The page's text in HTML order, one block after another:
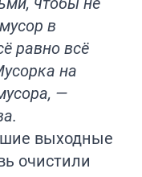
в
равно всё
на
—
выходные
очистили